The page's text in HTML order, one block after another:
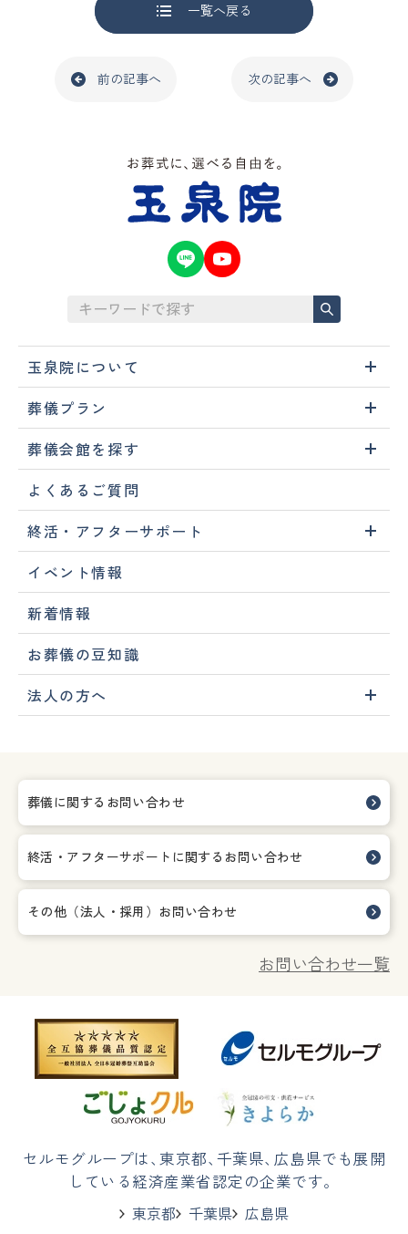
一覧へ戻る
前の記事へ 次の記事へ
玉泉院について
葬儀プラン
葬儀会館を探す
よくあるご質問
終活・アフターサポート
イベント情報
新着情報
お葬儀の豆知識
法人の方へ
葬儀に関するお問い合わせ
終活・アフターサポートに関する お問い合わせ
その他（法人・採用）お問い合わせ
お問い合わせ一覧
セルモグループは、東京都、 千葉県、 広島県でも展開
している経済産業省認定の企業です。
東京都
千葉県 広島県